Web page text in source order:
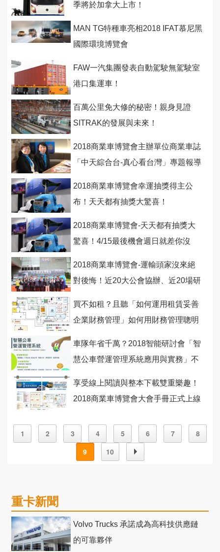
季將於加拿大上市！
MAN TG特種車亮相2018 IFAT慕尼黑
國際環境博覽會
FAW一汽集團發表自動駕駛無駕駛室
港口集運車！
百萬公里免大修的秘密！親身見證
SITRAK的發展與未來！
2018商業車博覽會主辦單位商業車誌
「中天綜合台-真心看台灣」專題報導
2018商業車博覽會幸運抽獎得主公
布！天天都有抽獎大驚喜！
2018商業車博覽會-天天都有抽獎大
驚喜！4/15最後機會週日就差你沒
2018商業車博覽會-運輸頭家沒來絕
對後悔！近20大公會協辦、近20場研
買不如租？且聽「如何運用租賃妥善
企業財務管理」如何用財務管理聰明
車隊年省千萬？2018智能研討會「智
慧公車營運管理系統應用與實務」不
享受線上閱讀與整本下載雙重樂趣！
2018商業車博覽會大會手冊正式上線
1 2 3 4 5 6 7
8
9
10
重卡新聞
Volvo Trucks 承諾成為高科技供應鏈
的可靠夥伴